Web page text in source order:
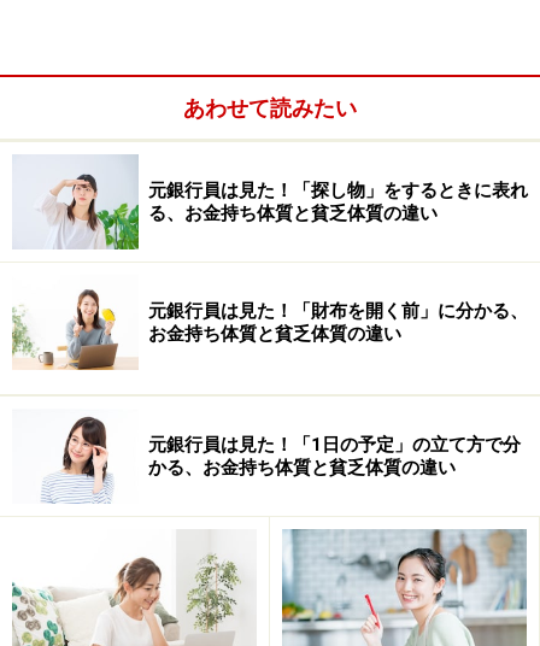
予約サイトやクーポンはとても有効なのですが、一番お
得になるのは「直接店舗に出向いて交渉する」という方
法かもしれません！予約サイトやクーポンは、お試し感
覚でも利用でき便利なのですが、あらかじめ決まったプ
ランでしか予約ができません。
一方、直接交渉の場合には、金額設定や食事の内容、プ
あわせて読みたい
元銀行員は見た！「探し物」をするときに表れ
る、お金持ち体質と貧乏体質の違い
元銀行員は見た！「財布を開く前」に分かる、
お金持ち体質と貧乏体質の違い
元銀行員は見た！「1日の予定」の立て方で分
かる、お金持ち体質と貧乏体質の違い